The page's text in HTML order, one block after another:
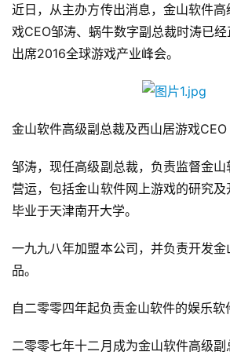
近日，从主办方传出消息，金山软件
戏CEO邹涛、蜗牛数字副总裁时涛已
出席2016全球游戏产业峰会。
金山软件高级副总裁及西山居游戏
邹涛，现任高级副总裁，负责监督金
营运，包括金山软件网上游戏的研究
毕业于天津南开大学。
一九九八年加盟本公司，并负责开发
品。
自二零零四年起负责金山软件的娱乐软
二零零七年十二月成为金山软件高级